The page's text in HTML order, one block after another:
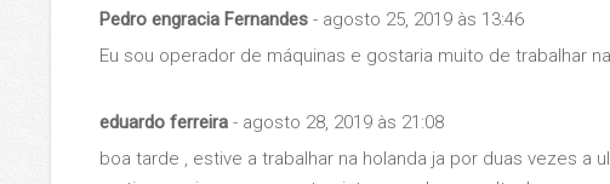
Pedro engracia Fernandes - agosto 25, 2019 às 13:46
Eu sou operador de máquinas e gostaria muito de trabalhar
eduardo ferreira - agosto 28, 2019 às 21:08
boa tarde , estive a trabalhar na holanda ja por duas vezes